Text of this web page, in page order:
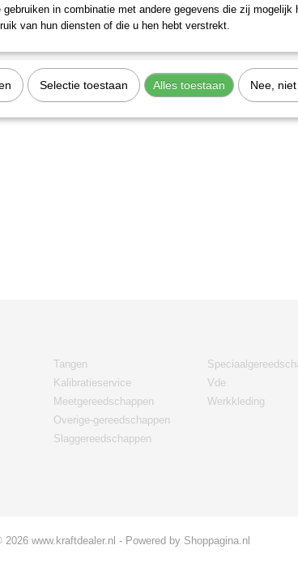
Tangen
Kalibratieservice
Meetgereedschappen
Overige-gereedschappen
Slaggereedschappen
Vde
Werkkleding
2026 www.kraftdealer.nl - Powered by Shoppagina.nl
gebruiken in combinatie met andere gegevens die zij mogelijk
van hun diensten of die u hen hebt verstrekt.
Selectie toestaan Alles toestaan Nee,